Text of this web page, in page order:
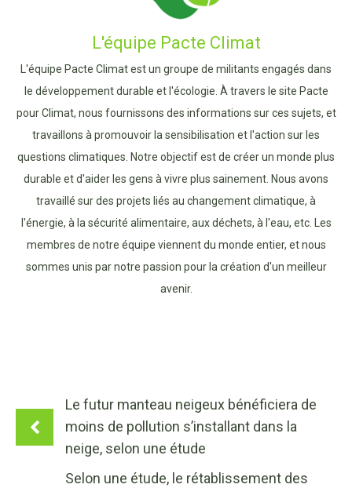
L'équipe Pacte Climat
L'équipe Pacte Climat est un groupe de militants engagés dans
le développement durable et l'écologie. À travers le site Pacte
pour Climat, nous fournissons des informations sur ces sujets, et
travaillons à promouvoir la sensibilisation et l'action sur les
questions climatiques. Notre objectif est de créer un monde plus
durable et d'aider les gens à vivre plus sainement. Nous avons
travaillé sur des projets liés au changement climatique, à
l'énergie, à la sécurité alimentaire, aux déchets, à l'eau, etc. Les
membres de notre équipe viennent du monde entier, et nous
sommes unis par notre passion pour la création d'un meilleur
avenir.
Le futur manteau neigeux bénéficiera de
moins de pollution s’installant dans la
neige, selon une étude
Selon une étude, le rétablissement des